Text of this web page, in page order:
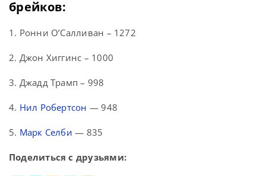
брейков:
1. Ронни О’Салливан – 1272
2. Джон Хиггинс – 1000
3. Джадд Трамп – 998
4. Нил Робертсон — 948
5. Марк Селби — 835
Поделиться с друзьями: